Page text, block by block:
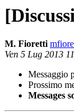
M. Fioretti
Ven 5 Lug 2013
Messaggio
Prossimo
Messages